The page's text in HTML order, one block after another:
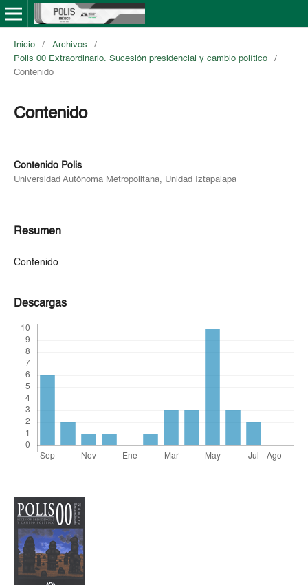
Inicio / Archivos
/
Polis 00 Extraordinario. Sucesión presidencial y cambio político
/
Contenido
Contenido
Contenido Polis
Universidad Autónoma Metropolitana, Unidad Iztapalapa
Resumen
Contenido
Descargas